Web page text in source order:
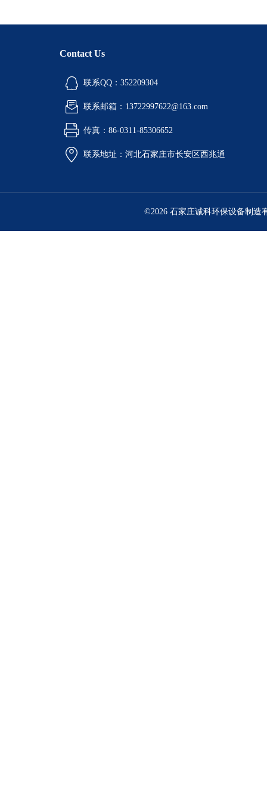
Contact Us
联系QQ：352209304
联系邮箱：13722997622@163.com
传真：86-0311-85306652
联系地址：河北石家庄市长安区西兆通
©2026 石家庄诚科环保设备制造